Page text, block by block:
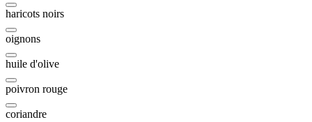
haricots noirs
oignons
huile d'olive
poivron rouge
coriandre